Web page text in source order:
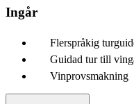
Ingår
Flerspråkig
Guidad tur till
Vinprovsmakning